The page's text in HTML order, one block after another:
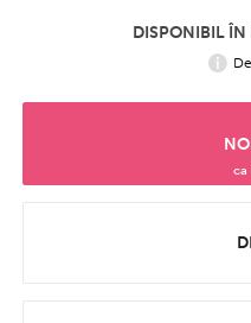
DISPONIBIL ÎN
ca